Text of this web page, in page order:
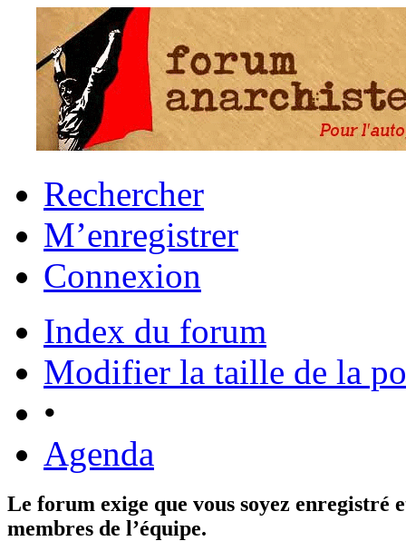
Rechercher
M’enregistrer
Connexion
Index du forum
Modifier la taille de la
•
Agenda
Le forum exige que vous soyez enregistré
membres de l’équipe.